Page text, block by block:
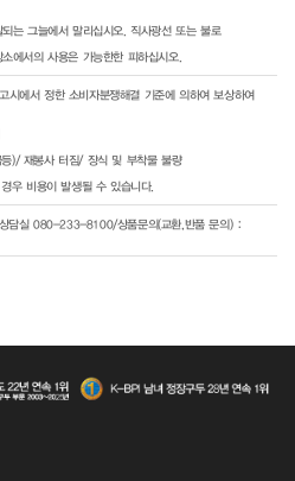
는 그늘에서 말리십시오. 직사광선 또는 불로
에서의 사용은 가능한한 피하십시오.
시에서 정한 소비자분쟁해결 기준에 의하여 보상하여
우 비용이 발생될 수 있습니다.
담실 080-233-8100/상품문의(교환,반품 문의) :